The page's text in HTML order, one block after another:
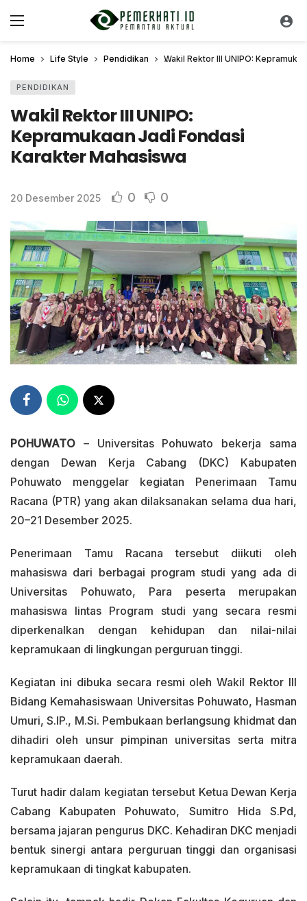
Home Life Style Pendidikan Wakil Rektor III UNIPO:
PENDIDIKAN
Wakil Rektor III UNIPO:
Kepramukaan Jadi Fondasi
Karakter Mahasiswa
20 Desember 2025 0 0
POHUWATO – Universitas Pohuwato bekerja sama
dengan Dewan Kerja Cabang (DKC) Kabupaten
Pohuwato menggelar kegiatan Penerimaan Tamu
Racana (PTR) yang akan dilaksanakan selama dua hari,
20–21 Desember 2025.
Penerimaan Tamu Racana tersebut diikuti oleh
mahasiswa dari berbagai program studi yang ada di
Universitas Pohuwato, Para peserta merupakan
mahasiswa lintas Program studi yang secara resmi
diperkenalkan dengan kehidupan dan nilai-nilai
kepramukaan di lingkungan perguruan tinggi.
Kegiatan ini dibuka secara resmi oleh Wakil Rektor III
Bidang Kemahasiswaan Universitas Pohuwato, Hasman
Umuri, S.IP., M.Si. Pembukaan berlangsung khidmat dan
dihadiri oleh unsur pimpinan universitas serta mitra
kepramukaan daerah.
Turut hadir dalam kegiatan tersebut Ketua Dewan Kerja
Cabang Kabupaten Pohuwato, Sumitro Hida S.Pd,
bersama jajaran pengurus DKC. Kehadiran DKC menjadi
bentuk sinergi antara perguruan tinggi dan organisasi
kepramukaan di tingkat kabupaten.